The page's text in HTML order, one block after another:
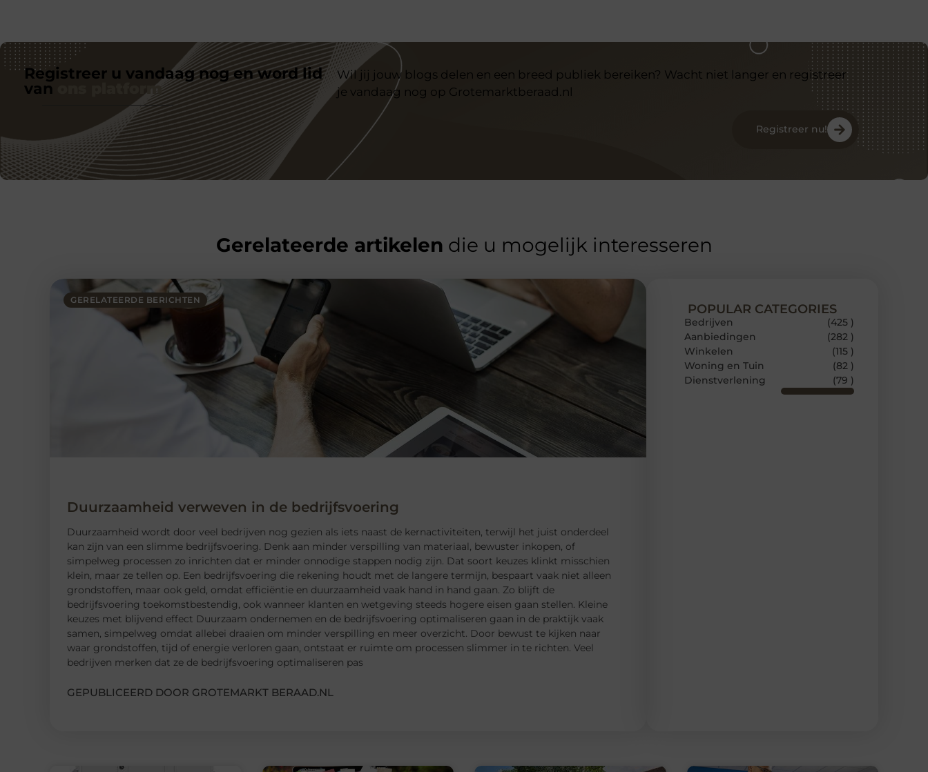
Registreer u vandaag nog en word lid
van
ons platform
Wil jij jouw blogs delen en een breed publiek bereiken? Wacht niet langer en registreer
je vandaag nog op Grotemarktberaad.nl
Registreer nu!
Gerelateerde artikelen die u mogelijk interesseren
GERELATEERDE BERICHTEN
Duurzaamheid verweven in de bedrijfsvoering
Duurzaamheid wordt door veel bedrijven nog gezien als iets naast de kernactiviteiten, terwijl het juist onderdeel
kan zijn van een slimme bedrijfsvoering. Denk aan minder verspilling van materiaal, bewuster inkopen, of
simpelweg processen zo inrichten dat er minder onnodige stappen nodig zijn. Dat soort keuzes klinkt misschien
klein, maar ze tellen op. Een bedrijfsvoering die rekening houdt met de langere termijn, bespaart vaak niet alleen
grondstoffen, maar ook geld, omdat efficiëntie en duurzaamheid vaak hand in hand gaan. Zo blijft de
bedrijfsvoering toekomstbestendig, ook wanneer klanten en wetgeving steeds hogere eisen gaan stellen. Kleine
keuzes met blijvend effect Duurzaam ondernemen en de bedrijfsvoering optimaliseren gaan in de praktijk vaak
samen, simpelweg omdat allebei draaien om minder verspilling en meer overzicht. Door bewust te kijken naar
waar grondstoffen, tijd of energie verloren gaan, ontstaat er ruimte om processen slimmer in te richten. Veel
bedrijven merken dat ze de bedrijfsvoering optimaliseren pas
GEPUBLICEERD DOOR GROTEMARKT BERAAD.NL
POPULAR CATEGORIES
Bedrijven
(425 )
Aanbiedingen
(282 )
Winkelen
(115 )
Woning en Tuin
(82 )
Dienstverlening
(79 )